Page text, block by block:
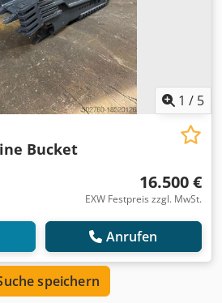
1 / 5
Bucket
16.500 €
EXW Festpreis zzgl. MwSt.
Anrufen
speichern